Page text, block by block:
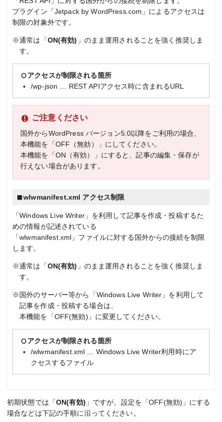
プラグイン「Jetpack by WordPress.com」によるアクセスは
制限の対象外です。
※通常は「ON(有効) 」のまま運用されることを強く推奨しま
す。
アクセスが制限される箇所
/wp-json … REST APIアクセス時に含まれるURL
ご注意ください
国外からWordPress バージョン5.0以降をご利用の場合、
本機能を「OFF（無効）」にしてください。
本機能を「ON（有効）」にすると、記事の編集・保存が
行えない場合があります。
wlwmanifest.xml アクセス制限
「Windows Live Writer」を利用して記事を作成・投稿するた
めの情報が記述されている
「wlwmanifest.xml」ファイルに対する国外からの接続を制限
します。
※通常は「ON(有効) 」のまま運用されることを強く推奨しま
す。
※国外のサーバー等から「Windows Live Writer」を利用して
記事を作成・投稿する場合は、
本機能を「OFF(無効)」に変更してください。
アクセスが制限される箇所
/wlwmanifest.xml … Windows Live Writer利用時にア
クセスするファイル
初期状態では「ON(有効) 」ですが、設定を「OFF(無効)」にする
場合などは下記の手順に沿ってください。